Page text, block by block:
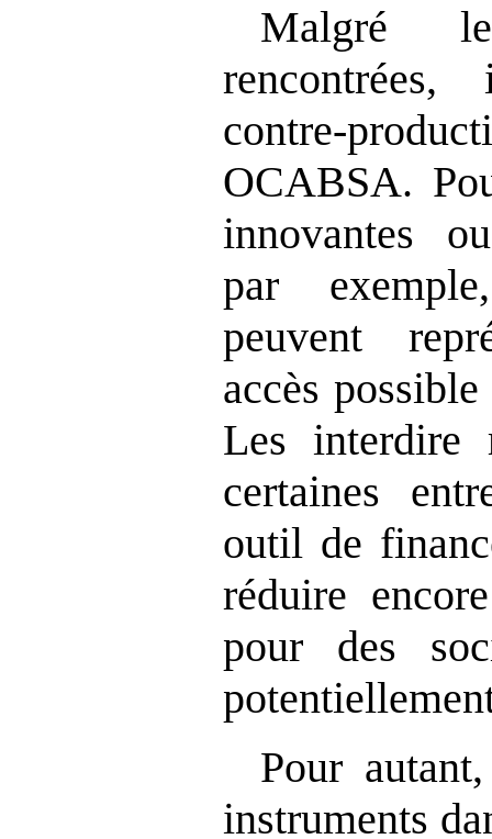
Malgré
OCABSA.
innovantes
par
peuvent
accès
Les interdire
certaines
outil de
réduire
pour des
Pour
instruments